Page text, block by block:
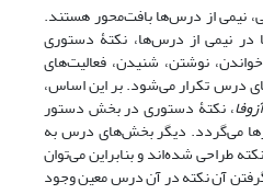
نیمی از درس‌ها بافت‌محور هستند.
در نیمی از درس‌ها، نکتۀ دستوری
نوشتن، شنیدن، فعالیت‌های
درس تکرار می‌شود. بر این اساس،
آزوفا، نکتۀ دستوری در بخش دستور
می‌گردد. دیگر بخش‌های درس به
طراحی شده‌اند و بنابراین می‌توان
آن نکته در آن درس معین وجود